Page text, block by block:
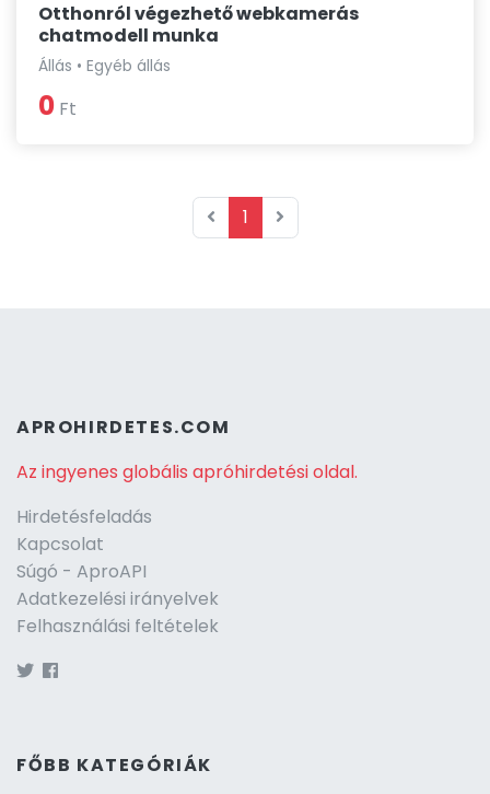
Otthonról végezhető webkamerás
chatmodell munka
Állás • Egyéb állás
0 Ft
1
APROHIRDETES.COM
Az ingyenes globális apróhirdetési oldal.
Hirdetésfeladás
Kapcsolat
Súgó - AproAPI
Adatkezelési irányelvek
Felhasználási feltételek
FŐBB KATEGÓRIÁK